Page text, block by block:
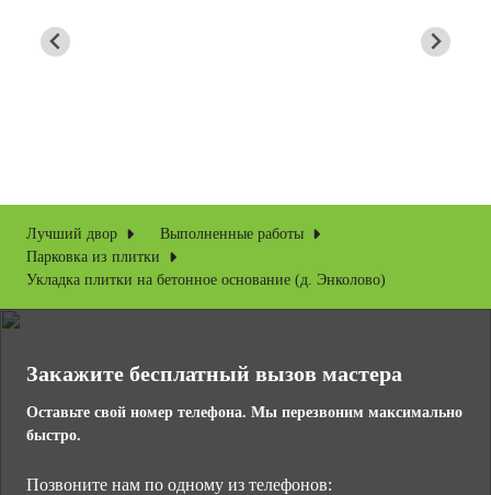
Лучший двор
Выполненные работы
Парковка из плитки
Укладка плитки на бетонное основание (д. Энколово)
Закажите бесплатный вызов мастера
Оставьте свой номер телефона. Мы перезвоним максимально
быстро.
Позвоните нам по одному из телефонов: